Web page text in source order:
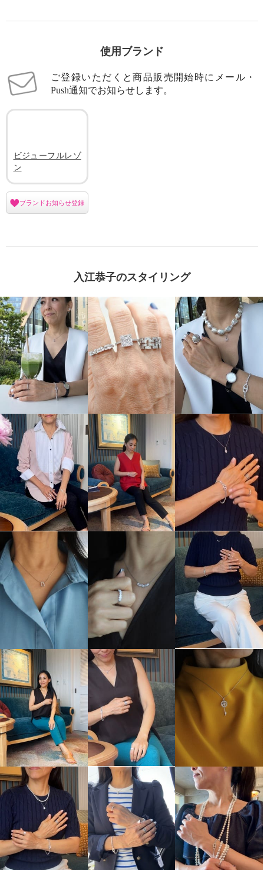
使用ブランド
ご登録いただくと商品販売開始時にメール・
Push通知でお知らせします。
ビジューフルレゾ
ン
ブランドお知らせ登録
入江恭子のスタイリング